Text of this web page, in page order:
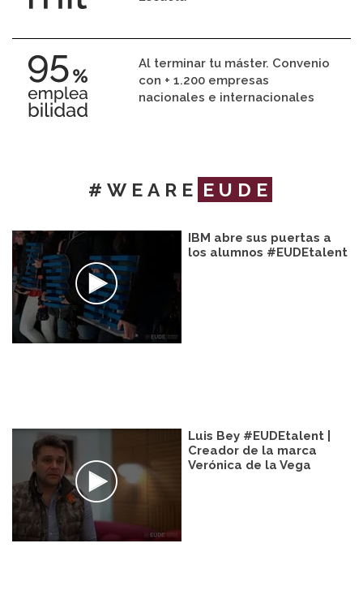
Al terminar tu máster. Convenio
con + 1.200 empresas
nacionales e internacionales
#WEARE EUDE
IBM abre sus puertas a
los alumnos #EUDEtalent
Luis Bey #EUDEtalent |
Creador de la marca
Verónica de la Vega